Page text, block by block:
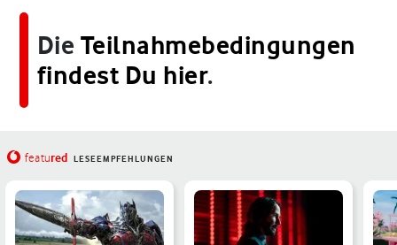
Die Teilnahmebedingungen
findest Du hier.
featured LESEEMPFEHLUNGEN